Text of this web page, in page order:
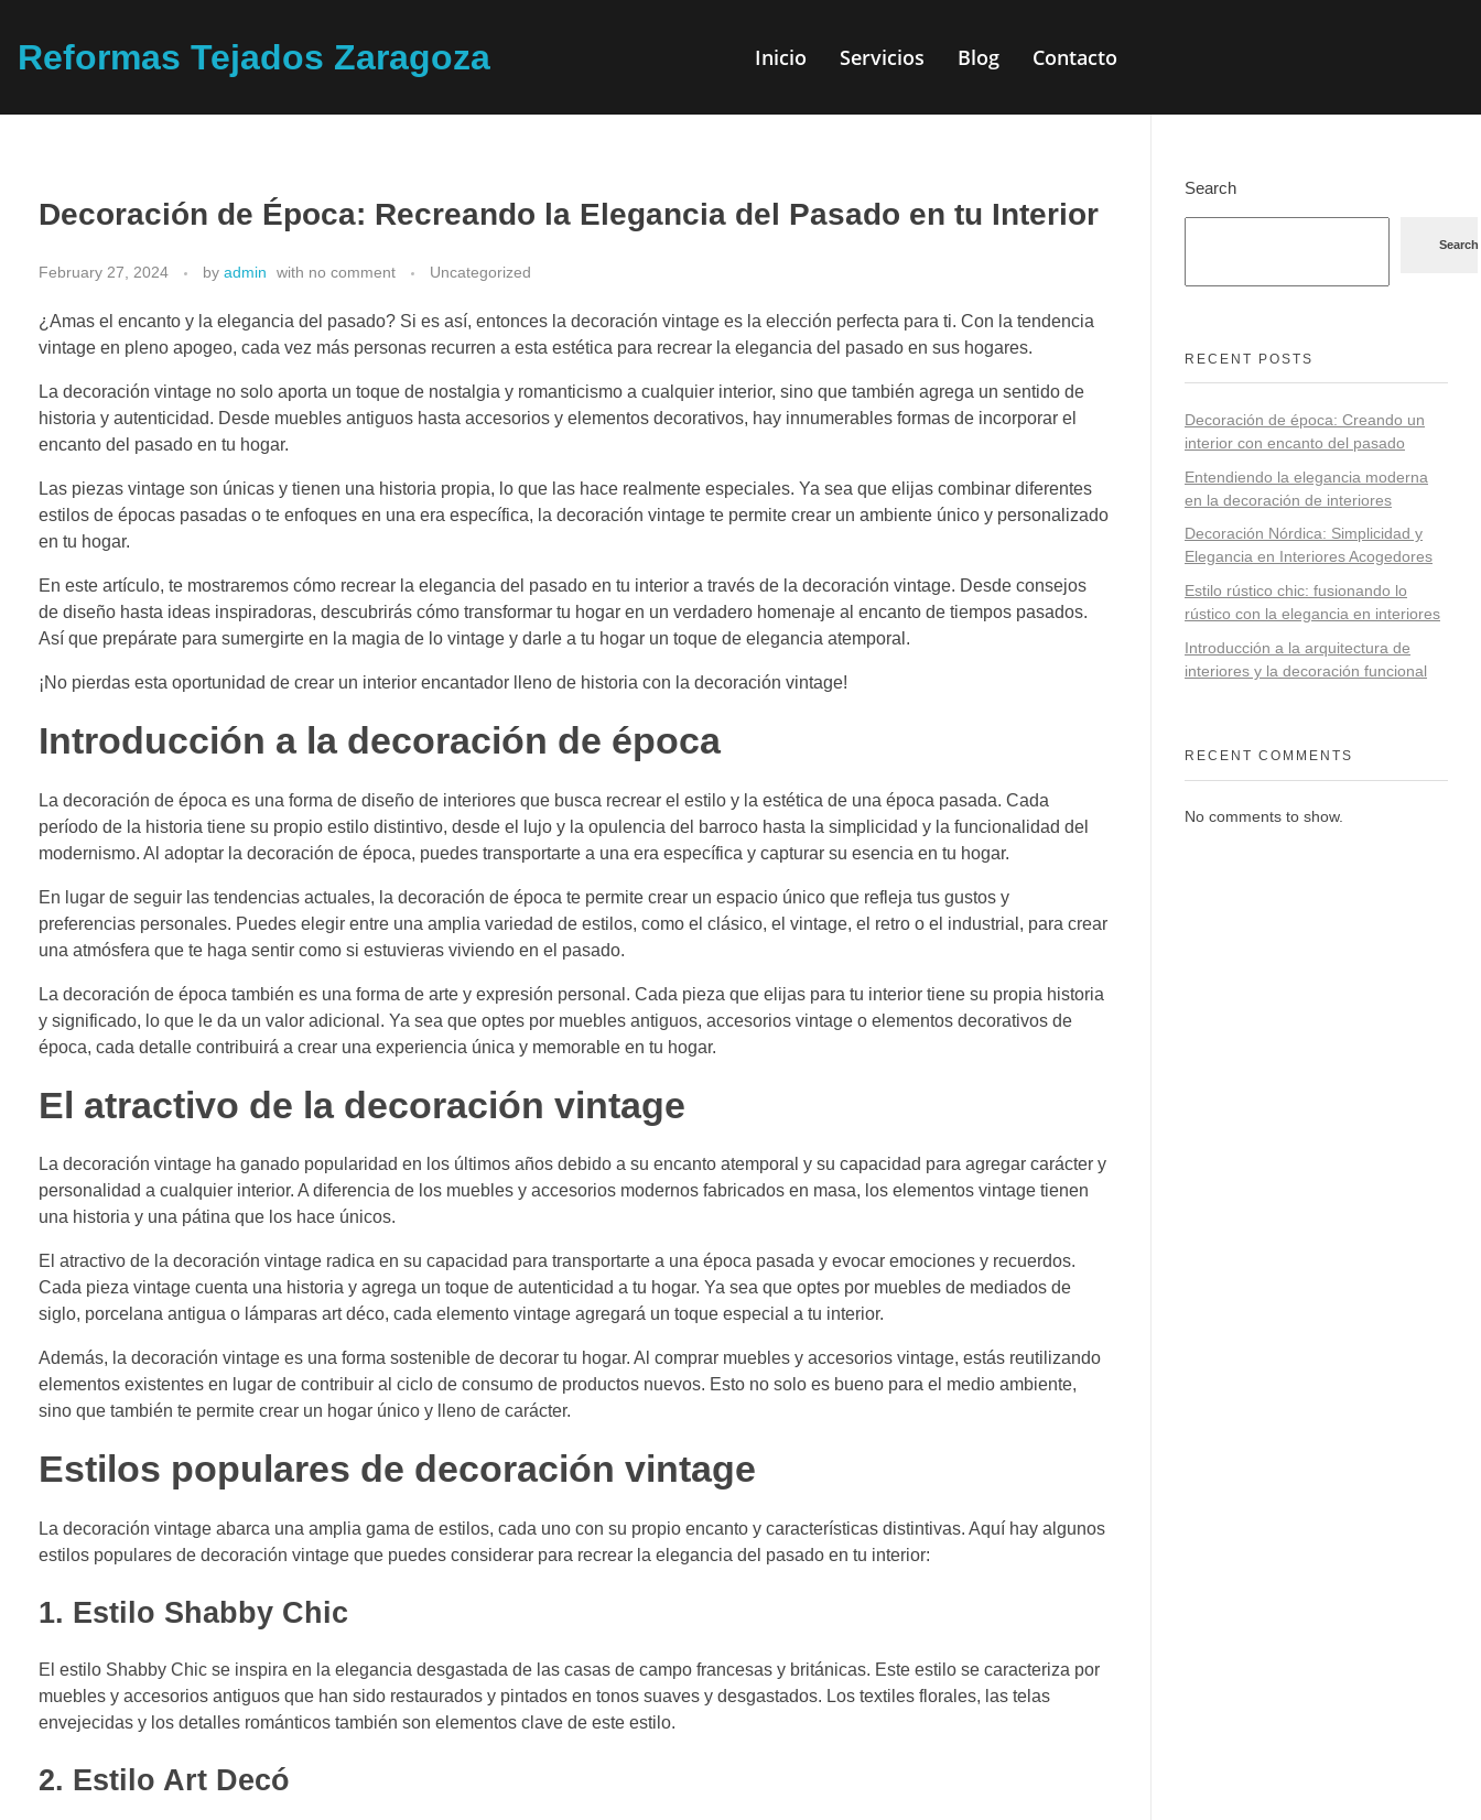
Reformas Tejados Zaragoza Inicio Servicios Blog Contacto
Decoración de Época: Recreando la Elegancia del Pasado en tu Interior
February 27, 2024 by admin with no comment Uncategorized
¿Amas el encanto y la elegancia del pasado? Si es así, entonces la decoración vintage es la elección perfecta para ti. Con la tendencia
vintage en pleno apogeo, cada vez más personas recurren a esta estética para recrear la elegancia del pasado en sus hogares.
La decoración vintage no solo aporta un toque de nostalgia y romanticismo a cualquier interior, sino que también agrega un sentido de
historia y autenticidad. Desde muebles antiguos hasta accesorios y elementos decorativos, hay innumerables formas de incorporar el
encanto del pasado en tu hogar.
Las piezas vintage son únicas y tienen una historia propia, lo que las hace realmente especiales. Ya sea que elijas combinar diferentes
estilos de épocas pasadas o te enfoques en una era específica, la decoración vintage te permite crear un ambiente único y personalizado
en tu hogar.
En este artículo, te mostraremos cómo recrear la elegancia del pasado en tu interior a través de la decoración vintage. Desde consejos
de diseño hasta ideas inspiradoras, descubrirás cómo transformar tu hogar en un verdadero homenaje al encanto de tiempos pasados.
Así que prepárate para sumergirte en la magia de lo vintage y darle a tu hogar un toque de elegancia atemporal.
¡No pierdas esta oportunidad de crear un interior encantador lleno de historia con la decoración vintage!
Introducción a la decoración de época
La decoración de época es una forma de diseño de interiores que busca recrear el estilo y la estética de una época pasada. Cada
período de la historia tiene su propio estilo distintivo, desde el lujo y la opulencia del barroco hasta la simplicidad y la funcionalidad del
modernismo. Al adoptar la decoración de época, puedes transportarte a una era específica y capturar su esencia en tu hogar.
En lugar de seguir las tendencias actuales, la decoración de época te permite crear un espacio único que refleja tus gustos y
preferencias personales. Puedes elegir entre una amplia variedad de estilos, como el clásico, el vintage, el retro o el industrial, para crear
una atmósfera que te haga sentir como si estuvieras viviendo en el pasado.
La decoración de época también es una forma de arte y expresión personal. Cada pieza que elijas para tu interior tiene su propia historia
y significado, lo que le da un valor adicional. Ya sea que optes por muebles antiguos, accesorios vintage o elementos decorativos de
época, cada detalle contribuirá a crear una experiencia única y memorable en tu hogar.
El atractivo de la decoración vintage
La decoración vintage ha ganado popularidad en los últimos años debido a su encanto atemporal y su capacidad para agregar carácter y
personalidad a cualquier interior. A diferencia de los muebles y accesorios modernos fabricados en masa, los elementos vintage tienen
una historia y una pátina que los hace únicos.
El atractivo de la decoración vintage radica en su capacidad para transportarte a una época pasada y evocar emociones y recuerdos.
Cada pieza vintage cuenta una historia y agrega un toque de autenticidad a tu hogar. Ya sea que optes por muebles de mediados de
siglo, porcelana antigua o lámparas art déco, cada elemento vintage agregará un toque especial a tu interior.
Además, la decoración vintage es una forma sostenible de decorar tu hogar. Al comprar muebles y accesorios vintage, estás reutilizando
elementos existentes en lugar de contribuir al ciclo de consumo de productos nuevos. Esto no solo es bueno para el medio ambiente,
sino que también te permite crear un hogar único y lleno de carácter.
Estilos populares de decoración vintage
La decoración vintage abarca una amplia gama de estilos, cada uno con su propio encanto y características distintivas. Aquí hay algunos
estilos populares de decoración vintage que puedes considerar para recrear la elegancia del pasado en tu interior:
1. Estilo Shabby Chic
El estilo Shabby Chic se inspira en la elegancia desgastada de las casas de campo francesas y británicas. Este estilo se caracteriza por
muebles y accesorios antiguos que han sido restaurados y pintados en tonos suaves y desgastados. Los textiles florales, las telas
envejecidas y los detalles románticos también son elementos clave de este estilo.
2. Estilo Art Decó
Search
Search
RECENT POSTS
Decoración de época: Creando un
interior con encanto del pasado
Entendiendo la elegancia moderna
en la decoración de interiores
Decoración Nórdica: Simplicidad y
Elegancia en Interiores Acogedores
Estilo rústico chic: fusionando lo
rústico con la elegancia en interiores
Introducción a la arquitectura de
interiores y la decoración funcional
RECENT COMMENTS
No comments to show.